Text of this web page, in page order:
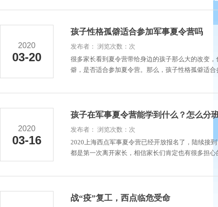
2020
03-20
孩子性格孤僻适合参加军事夏令营吗
发布者： 浏览次数：次
很多家长看到夏令营带给身边的孩子那么大的改变
僻，是否适合参加夏令营。那么，孩子性格孤僻适
2020
03-16
孩子在军事夏令营能学到什么？怎么分
发布者： 浏览次数：次
2020上海西点军事夏令营已经开放报名了，陆续接
都是第一次离开家长，相信家长们肯定也有很多担
战“疫”复工，西点临危受命